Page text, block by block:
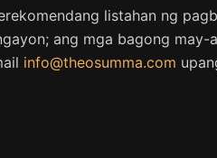
listahan ng
ang mga bagong
info@theosumma.com